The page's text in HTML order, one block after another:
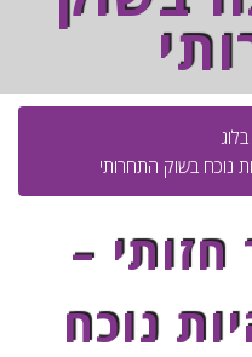
בלוג
נוכח בשוק התחרותי
–
נוכח